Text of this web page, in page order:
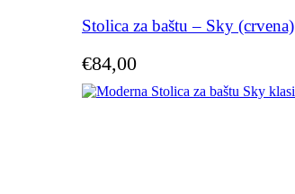
Stolica za baštu – Sky (crvena)
€84,00